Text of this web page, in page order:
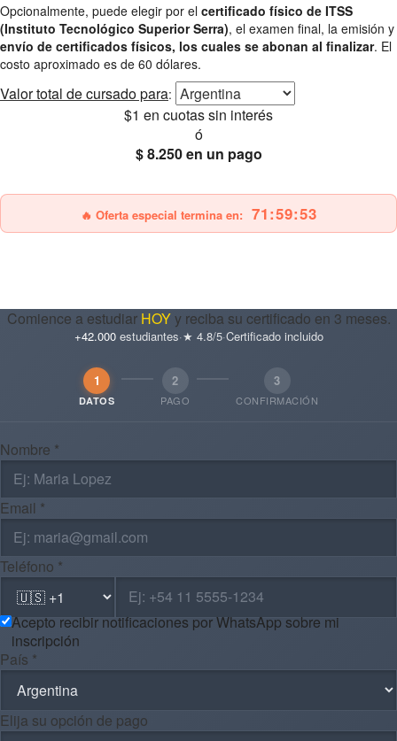
Opcionalmente, puede elegir por el certificado físico de ITSS
(Instituto Tecnológico Superior Serra), el examen final, la emisión y
envío de certificados físicos, los cuales se abonan al finalizar. El
costo aproximado es de 60 dólares.
Valor total de cursado para:
$1 en cuotas sin interés
ó
$ 8.250en un pago
🔥 Oferta especial termina en: 71:59:52
Comience a estudiar HOYy reciba su certificado en 3 meses.
+42.000estudiantes·★ 4.8/5·Certificado incluido
1
DATOS
2
PAGO
3
CONFIRMACIÓN
Nombre *
Email *
Teléfono *
Acepto recibir notificaciones por WhatsApp sobre mi
inscripción
País *
Elija su opción de pago